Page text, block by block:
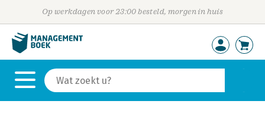
Op werkdagen voor 23:00 besteld, morgen in huis